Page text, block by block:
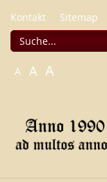
Kontakt Sitemap
A A A